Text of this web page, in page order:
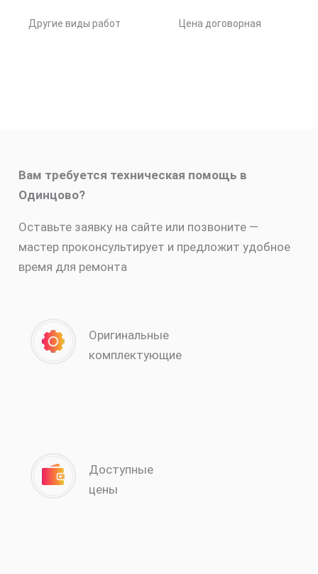
Другие виды работ Цена договорная
Вам требуется техническая помощь в
Одинцово?
Оставьте заявку на сайте или позвоните —
мастер проконсультирует и предложит удобное
время для ремонта
Оригинальные
комплектующие
Доступные
цены